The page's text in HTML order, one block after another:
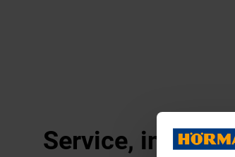
Service,